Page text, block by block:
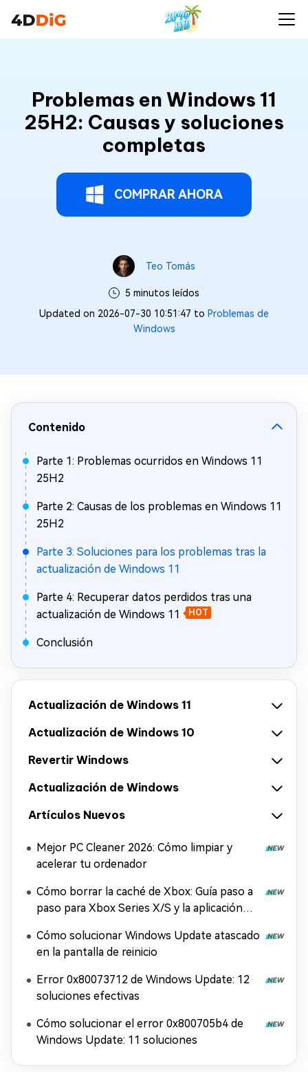
Problemas en Windows 11
25H2: Causas y soluciones
completas
COMPRAR AHORA
Teo Tomás
5 minutos leídos
Updated on 2026-07-30 10:51:47 to Problemas de
Windows
Contenido
Parte 1: Problemas ocurridos en Windows 11
25H2
Parte 2: Causas de los problemas en Windows 11
25H2
Parte 3: Soluciones para los problemas tras la
actualización de Windows 11
Parte 4: Recuperar datos perdidos tras una
actualización de Windows 11
HOT
Conclusión
Actualización de Windows 11
Actualización de Windows 10
Revertir Windows
Actualización de Windows
Artículos Nuevos
Mejor PC Cleaner 2026: Cómo limpiar y
acelerar tu ordenador
Cómo borrar la caché de Xbox: Guía paso a
paso para Xbox Series X/S y la aplicación
Cómo solucionar Windows Update atascado
en la pantalla de reinicio
Error 0x80073712 de Windows Update: 12
soluciones efectivas
Cómo solucionar el error 0x800705b4 de
Windows Update: 11 soluciones